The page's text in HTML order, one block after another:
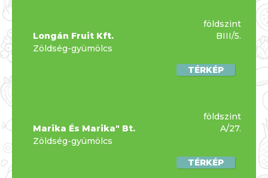
Longán Fruit Kft.
Zöldség-gyümölcs
TÉRKÉP
földszint
BIII/5.
Marika És Marika" Bt.
Zöldség-gyümölcs
TÉRKÉP
földszint
A/27.